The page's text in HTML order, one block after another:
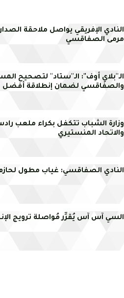
النادي الإفريقي يواصل ملاحقة
مرمى الصفاقسي
الـ''بلاي أوف": الـ''ستاد'' لتصحيح
والصفاقسي لضمان إنطلاقة أفضل
وزارة الشباب تتكفل بكراء ملعب
والاتحاد المنستيري
النادي الصفاقسي: غياب مطول
السي آس آس يُقرِّر مُواصلة ترويج